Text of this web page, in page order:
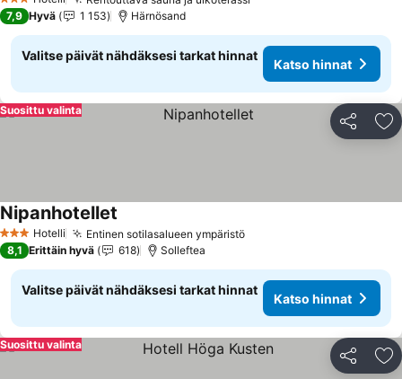
3 Tähtiluokitus
7,9 Hyvä 1 153 Härnösand
Valitse päivät nähdäksesi tarkat hinnat
Katso hinnat
Jaa
Suosittu valinta
3 Tähtiluokitus
Hotelli Entinen sotilasalueen ympäristöKatso hinnat
Nipanhotellet
8,1 Erittäin hyvä 618 Solleftea
Valitse päivät nähdäksesi tarkat hinnat
Katso hinnat
Jaa
Suosittu valinta